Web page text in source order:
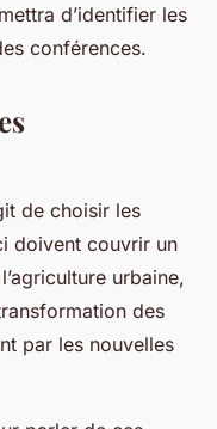
d’identifier les
conférences.
de choisir les
doivent couvrir un
urbaine,
des
par les nouvelles